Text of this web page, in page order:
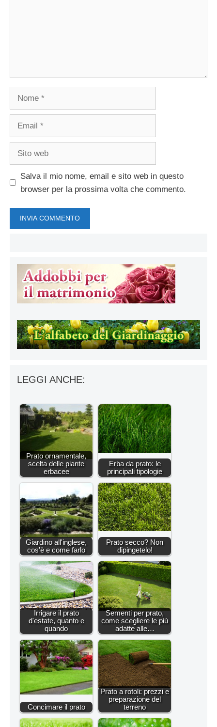
Salva il mio nome, email e sito web in questo
browser per la prossima volta che commento.
LEGGI ANCHE:
Prato ornamentale,
scelta delle piante
erbacee
Erba da prato: le
principali tipologie
Giardino all'inglese,
cos'è e come farlo
Prato secco? Non
dipingetelo!
Irrigare il prato
d'estate, quanto e
quando
Sementi per prato,
come scegliere le più
adatte alle…
Concimare il prato
Prato a rotoli: prezzi e
preparazione del
terreno